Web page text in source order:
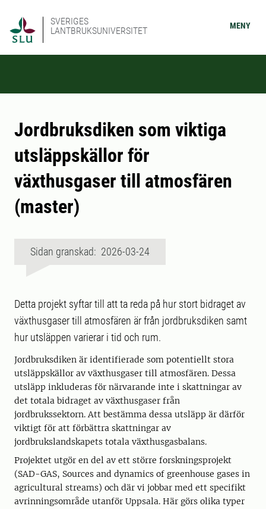
SVERIGES
LANTBRUKSUNIVERSITET
MENY
Jordbruksdiken som viktiga
utsläppskällor för
växthusgaser till atmosfären
(master)
Sidan granskad: 2026-03-24
Detta projekt syftar till att ta reda på hur stort bidraget av
växthusgaser till atmosfären är från jordbruksdiken samt
hur utsläppen varierar i tid och rum.
Jordbruksdiken är identifierade som potentiellt stora
utsläppskällor av växthusgaser till atmosfären. Dessa
utsläpp inkluderas för närvarande inte i skattningar av
det totala bidraget av växthusgaser från
jordbrukssektorn. Att bestämma dessa utsläpp är därför
viktigt för att förbättra skattningar av
jordbrukslandskapets totala växthusgasbalans.
Projektet utgör en del av ett större forskningsprojekt
(SAD-GAS, Sources and dynamics of greenhouse gases in
agricultural streams) och där vi jobbar med ett specifikt
avrinningsområde utanför Uppsala. Här görs olika typer